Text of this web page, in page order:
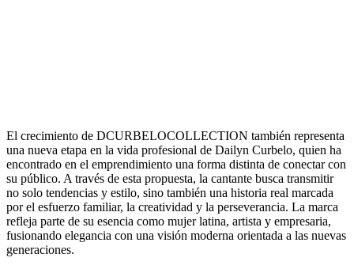
El crecimiento de DCURBELOCOLLECTION también representa
una nueva etapa en la vida profesional de Dailyn Curbelo, quien ha
encontrado en el emprendimiento una forma distinta de conectar con
su público. A través de esta propuesta, la cantante busca transmitir
no solo tendencias y estilo, sino también una historia real marcada
por el esfuerzo familiar, la creatividad y la perseverancia. La marca
refleja parte de su esencia como mujer latina, artista y empresaria,
fusionando elegancia con una visión moderna orientada a las nuevas
generaciones.